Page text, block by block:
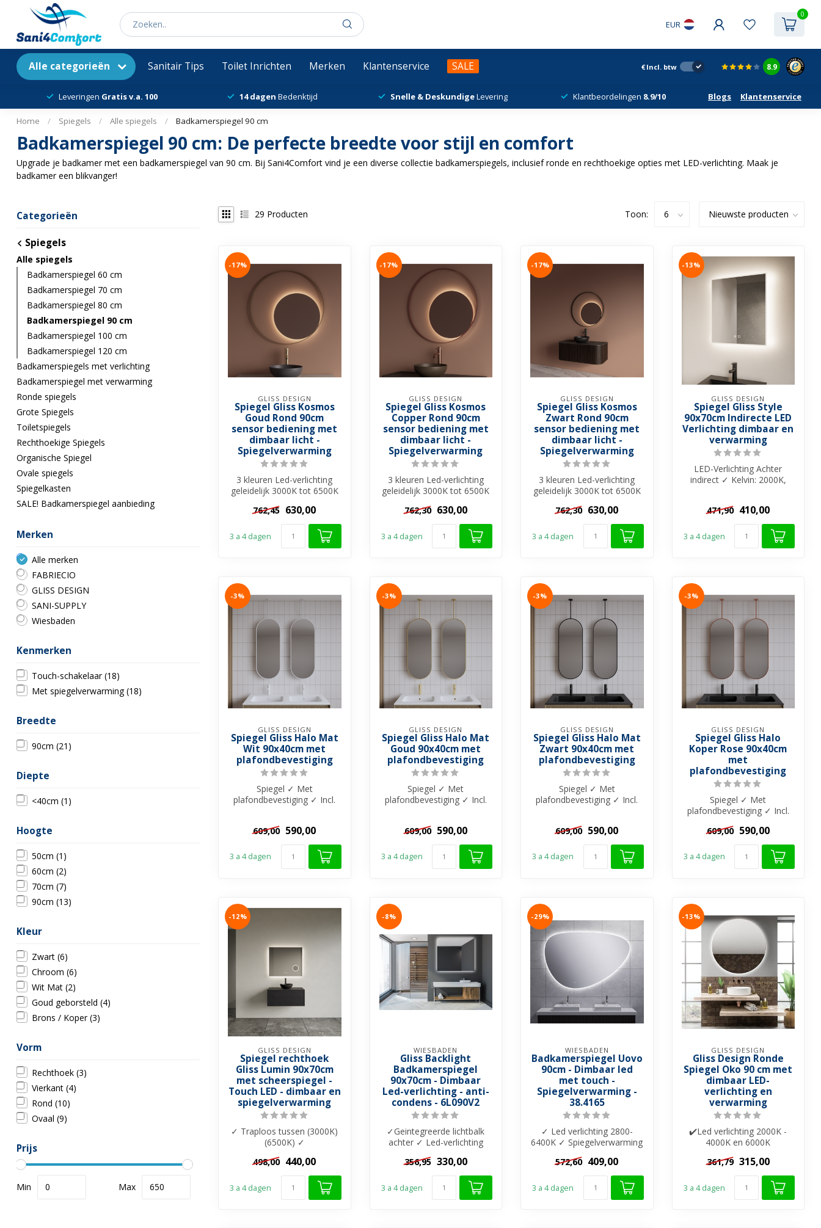
EUR
0
Alle categorieën Sanitair Tips Toilet Inrichten Merken Klantenservice SALE € Incl. btw 8.9
Leveringen Gratis v.a. 100 14 dagen Bedenktijd Snelle & DeskundigeLevering Klantbeordelingen 8.9/10 Blogs Klantenservice
Home / Spiegels / Alle spiegels / Badkamerspiegel 90 cm
Badkamerspiegel 90 cm: De perfecte breedte voor stijl en comfort
Upgrade je badkamer met een badkamerspiegel van 90 cm. Bij Sani4Comfort vind je een diverse collectie badkamerspiegels, inclusief ronde en rechthoekige opties met LED-verlichting. Maak je
badkamer een blikvanger!
Categorieën
Spiegels
Alle spiegels
Badkamerspiegel 60 cm
Badkamerspiegel 70 cm
Badkamerspiegel 80 cm
Badkamerspiegel 90 cm
Badkamerspiegel 100 cm
Badkamerspiegel 120 cm
Badkamerspiegels met verlichting
Badkamerspiegel met verwarming
Ronde spiegels
Grote Spiegels
Toiletspiegels
Rechthoekige Spiegels
Organische Spiegel
Ovale spiegels
Spiegelkasten
SALE! Badkamerspiegel aanbieding
Merken
Alle merken
FABRIECIO
GLISS DESIGN
SANI-SUPPLY
Wiesbaden
Kenmerken
Touch-schakelaar(18)
Met spiegelverwarming(18)
Breedte
90cm (21)
Diepte
<40cm (1)
Hoogte
50cm (1)
60cm (2)
70cm (7)
90cm (13)
Kleur
Zwart (6)
Chroom (6)
Wit Mat (2)
Goud geborsteld (4)
Brons / Koper(3)
Vorm
Rechthoek (3)
Vierkant (4)
Rond (10)
Ovaal (9)
Prijs
Min Max
29 Producten Toon:
-17%
GLISS DESIGN
Spiegel Gliss Kosmos
Goud Rond 90cm
sensor bediening met
dimbaar licht -
Spiegelverwarming
3 kleuren Led-verlichting
geleidelijk 3000K tot 6500K
Ge...
762,45 630,00
3 a 4 dagen
-17%
GLISS DESIGN
Spiegel Gliss Kosmos
Copper Rond 90cm
sensor bediening met
dimbaar licht -
Spiegelverwarming
3 kleuren Led-verlichting
geleidelijk 3000K tot 6500K
Ge...
762,30 630,00
3 a 4 dagen
-17%
GLISS DESIGN
Spiegel Gliss Kosmos
Zwart Rond 90cm
sensor bediening met
dimbaar licht -
Spiegelverwarming
3 kleuren Led-verlichting
geleidelijk 3000K tot 6500K
Ge...
762,30 630,00
3 a 4 dagen
-13%
GLISS DESIGN
Spiegel Gliss Style
90x70cm Indirecte LED
Verlichting dimbaar en
verwarming
LED-Verlichting Achter
indirect ✓ Kelvin: 2000K,
471,90 410,00
3 a 4 dagen
-3%
GLISS DESIGN
Spiegel Gliss Halo Mat
Wit 90x40cm met
plafondbevestiging
Spiegel ✓ Met
plafondbevestiging ✓ Incl.
609,00 590,00
3 a 4 dagen
-3%
GLISS DESIGN
Spiegel Gliss Halo Mat
Goud 90x40cm met
plafondbevestiging
Spiegel ✓ Met
plafondbevestiging ✓ Incl.
609,00 590,00
3 a 4 dagen
-3%
GLISS DESIGN
Spiegel Gliss Halo Mat
Zwart 90x40cm met
plafondbevestiging
Spiegel ✓ Met
plafondbevestiging ✓ Incl.
609,00 590,00
3 a 4 dagen
-3%
GLISS DESIGN
Spiegel Gliss Halo
Koper Rose 90x40cm
met
plafondbevestiging
Spiegel ✓ Met
plafondbevestiging ✓ Incl.
✓ Ovale vorm ...
609,00 590,00
3 a 4 dagen
-12%
GLISS DESIGN
Spiegel rechthoek
Gliss Lumin 90x70cm
met scheerspiegel -
Touch LED - dimbaar en
spiegelverwarming
✓ Traploos tussen (3000K)
(6500K) ✓
(afzonderlijk bedienen) ✓ ...
498,00 440,00
3 a 4 dagen
-8%
WIESBADEN
Gliss Backlight
Badkamerspiegel
90x70cm - Dimbaar
Led-verlichting - anti-
condens - 6L090V2
✓Geintegreerde lichtbalk
achter ✓ Led-verlichting
✓ ...
356,95 330,00
3 a 4 dagen
-29%
WIESBADEN
Badkamerspiegel Uovo
90cm - Dimbaar led
met touch -
Spiegelverwarming -
38.4165
✓ Led verlichting 2800-
6400K ✓ Spiegelverwarming
Dimbaar ✓ ...
572,60 409,00
3 a 4 dagen
-13%
GLISS DESIGN
Gliss Design Ronde
Spiegel Oko 90 cm met
dimbaar LED-
verlichting en
verwarming
✔️Led verlichting 2000K -
4000K en 6000K
✔️Touch bediening ✔...
361,79 315,00
3 a 4 dagen